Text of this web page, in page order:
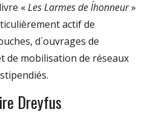
«Les Larmes de l´honneur»
actif de
d´ouvrages de
de mobilisation de réseaux
Dreyfus